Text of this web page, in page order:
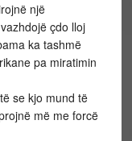
një
çdo lloj
ka tashmë
pa miratimin
se kjo mund të
më me forcë